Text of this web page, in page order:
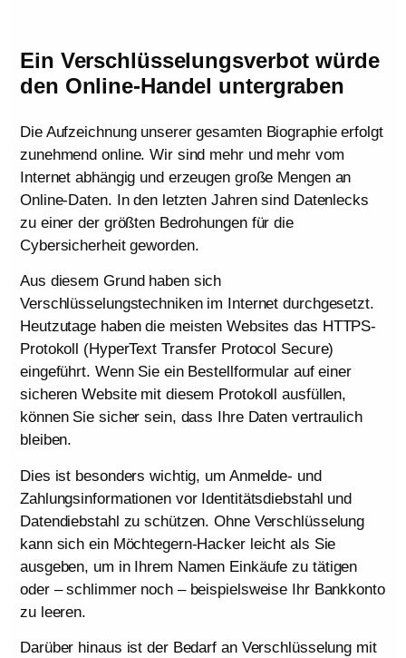
Ein Verschlüsselungsverbot würde
den Online-Handel untergraben
Die Aufzeichnung unserer gesamten Biographie erfolgt
zunehmend online. Wir sind mehr und mehr vom
Internet abhängig und erzeugen große Mengen an
Online-Daten. In den letzten Jahren sind Datenlecks
zu einer der größten Bedrohungen für die
Cybersicherheit geworden.
Aus diesem Grund haben sich
Verschlüsselungstechniken im Internet durchgesetzt.
Heutzutage haben die meisten Websites das HTTPS-
Protokoll (HyperText Transfer Protocol Secure)
eingeführt. Wenn Sie ein Bestellformular auf einer
sicheren Website mit diesem Protokoll ausfüllen,
können Sie sicher sein, dass Ihre Daten vertraulich
bleiben.
Dies ist besonders wichtig, um Anmelde- und
Zahlungsinformationen vor Identitätsdiebstahl und
Datendiebstahl zu schützen. Ohne Verschlüsselung
kann sich ein Möchtegern-Hacker leicht als Sie
ausgeben, um in Ihrem Namen Einkäufe zu tätigen
oder – schlimmer noch – beispielsweise Ihr Bankkonto
zu leeren.
Darüber hinaus ist der Bedarf an Verschlüsselung mit